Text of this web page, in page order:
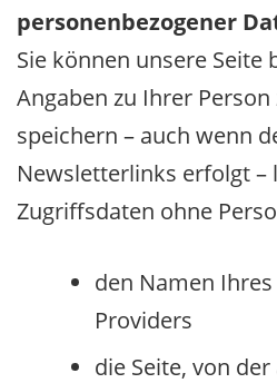
personenbezogener
Sie können unsere Seite
Angaben zu Ihrer
speichern – auch wenn
Newsletterlinks erfolgt –
Zugriffsdaten ohne
den Namen
Providers
die Seite, von der